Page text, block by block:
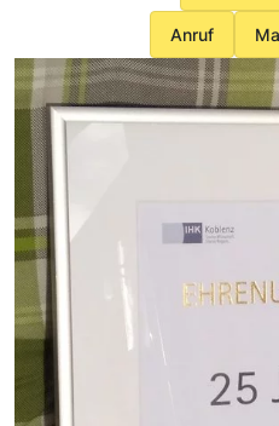
Anruf